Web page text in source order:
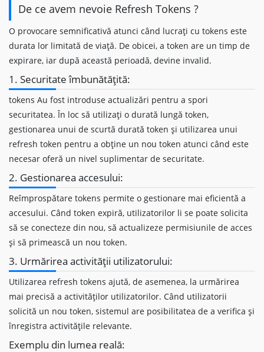
De ce avem nevoie Refresh Tokens ?
O provocare semnificativă atunci când lucrați cu tokens este
durata lor limitată de viață. De obicei, a token are un timp de
expirare, iar după această perioadă, devine invalid.
1. Securitate îmbunătățită:
tokens Au fost introduse actualizări pentru a spori
securitatea. În loc să utilizați o durată lungă token,
gestionarea unui de scurtă durată token și utilizarea unui
refresh token pentru a obține un nou token atunci când este
necesar oferă un nivel suplimentar de securitate.
2. Gestionarea accesului:
Reîmprospătare tokens permite o gestionare mai eficientă a
accesului. Când token expiră, utilizatorilor li se poate solicita
să se conecteze din nou, să actualizeze permisiunile de acces
și să primească un nou token.
3. Urmărirea activității utilizatorului:
Utilizarea refresh tokens ajută, de asemenea, la urmărirea
mai precisă a activităților utilizatorilor. Când utilizatorii
solicită un nou token, sistemul are posibilitatea de a verifica și
înregistra activitățile relevante.
Exemplu din lumea reală: